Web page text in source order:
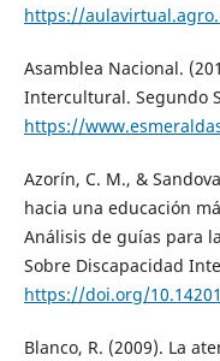
https://
Asamblea Nacional.
Intercultural. Segundo
https://
Azorín, C. M., &
hacia una educación
Análisis de guías para
Sobre Discapacidad
https://doi.org/
Blanco, R. (2009). La